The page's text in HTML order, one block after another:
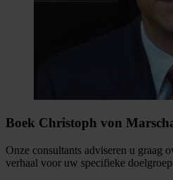
Boek Christoph von
Onze consultants adviseren u graag
verhaal voor uw specifieke